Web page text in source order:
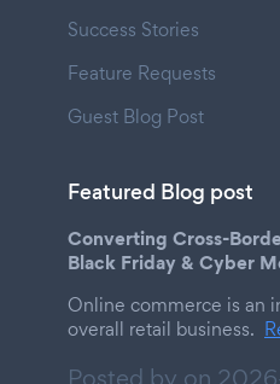
Success Stories
Feature Requests
Guest Blog Post
Featured Blog post
Converting Cross-
Black Friday & Cyber
Online commerce is an
overall retail business.
Posted by on